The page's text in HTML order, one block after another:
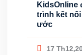
KidsOnline
trình kết
ước
17